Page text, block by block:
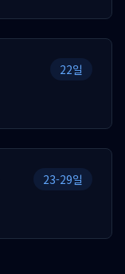
22일
23-29일